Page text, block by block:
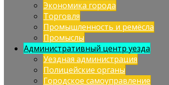
Экономика города
Торговля
Промышленность и ремёсла
Промыслы
Административный центр уезда
Уездная администрация
Полицейские органы
Городское самоуправление